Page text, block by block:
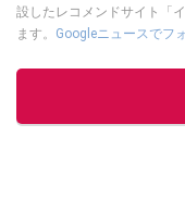
設したレコメンドサイト「
ます。 Googleニュースでフ